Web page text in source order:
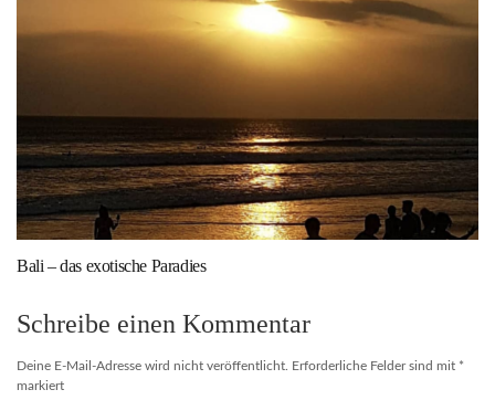
Bali – das exotische Paradies
Schreibe einen Kommentar
Deine E-Mail-Adresse wird nicht veröffentlicht. Erforderliche Felder sind mit *
markiert